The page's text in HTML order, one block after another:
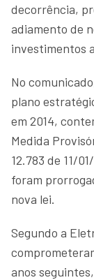
decorrência,
adiamento de
investimentos
No
plano
em 2014,
Medida
12.783 de 11/
foram
nova lei.
Segundo a
anos